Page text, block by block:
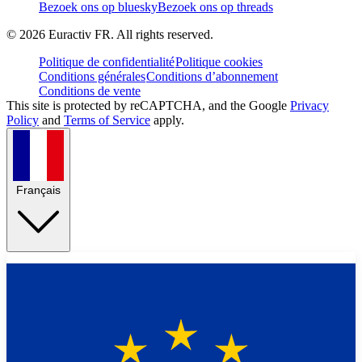
Bezoek ons op blueskyBezoek ons op threads
© 2026 Euractiv FR. All rights reserved.
Politique de confidentialitéPolitique cookies
Conditions généralesConditions d’abonnement
Conditions de vente
This site is protected by reCAPTCHA, and the Google Privacy
Policy and Terms of Service apply.
Français